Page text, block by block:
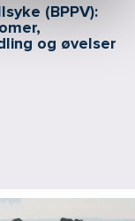
(BPPV):
og øvelser